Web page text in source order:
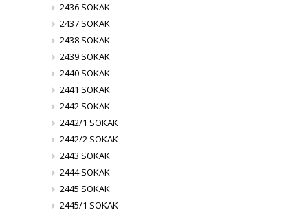
2436 SOKAK
2437 SOKAK
2438 SOKAK
2439 SOKAK
2440 SOKAK
2441 SOKAK
2442 SOKAK
2442/1 SOKAK
2442/2 SOKAK
2443 SOKAK
2444 SOKAK
2445 SOKAK
2445/1 SOKAK